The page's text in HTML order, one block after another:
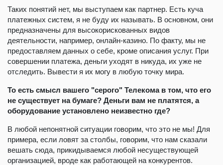
Таких понятий нет, мы выступаем как партнер. Есть куча
платежных систем, я не буду их называть. В основном, они
предназначены для высокорискованных видов
деятельности, например, онлайн-казино. По факту, мы не
предоставляем данных о себе, кроме описания услуг. При
совершении платежа, деньги уходят в никуда, их уже не
отследить. Вывести я их могу в любую точку мира.
То есть смысл вашего "серого" Телекома в том, что его
не существует на бумаге? Деньги вам не платятся, а
оборудование установлено неизвестно где?
В любой непонятной ситуации говорим, что это не мы! Для
примера, если ловят за столбы, говорим, что нам сказали
вешать сюда, прикидываемся любой несуществующей
организацией, вроде как работающей на конкурентов.